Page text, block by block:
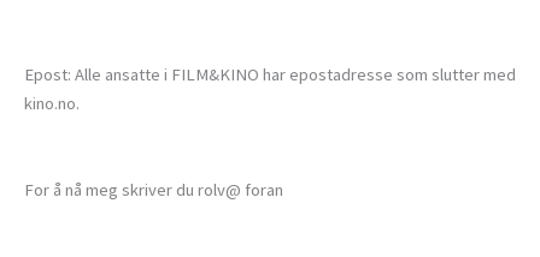
Epost: Alle ansatte i FILM&KINO har epostadresse som slutter med
kino.no.
For å nå meg skriver du rolv@ foran